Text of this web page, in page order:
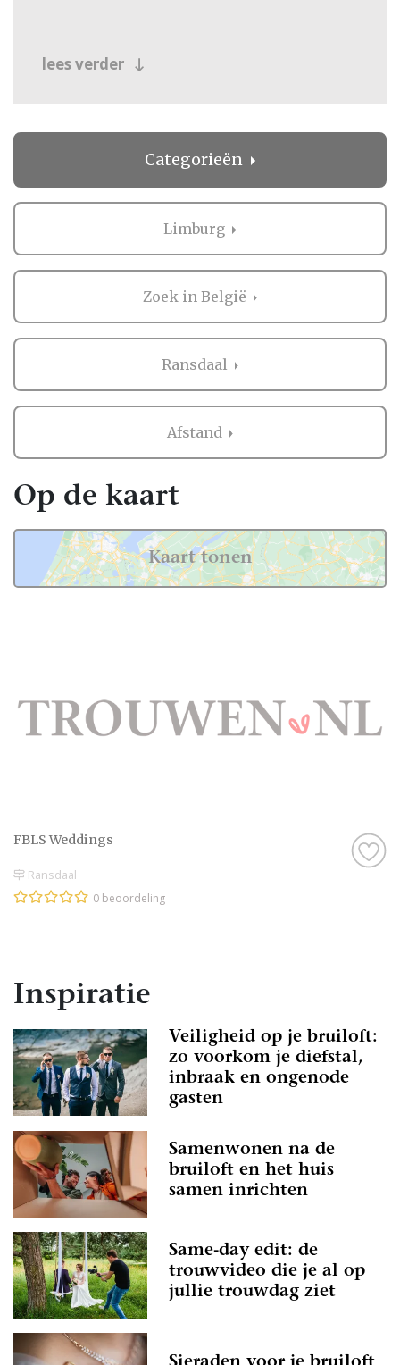
lees verder
Categorieën
Limburg
Zoek in België
Ransdaal
Afstand
FBLS Weddings
Ransdaal
0 beoordeling
Op de kaart
Kaart tonen
Inspiratie
Veiligheid op je bruiloft:
zo voorkom je diefstal,
inbraak en ongenode
gasten
Samenwonen na de
bruiloft en het huis
samen inrichten
Same-day edit: de
trouwvideo die je al op
jullie trouwdag ziet